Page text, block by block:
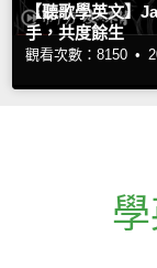
【聽歌學英文】
手，共度餘生
觀看次數：8150 •